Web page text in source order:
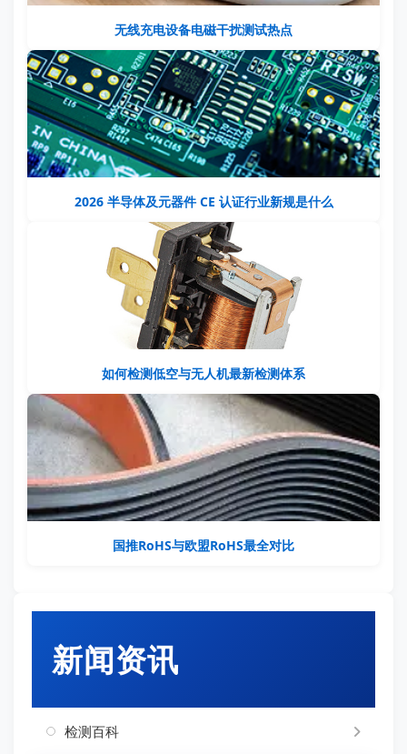
无线充电设备电磁干扰测试热点
2026 半导体及元器件 CE 认证行业新规是什么
如何检测低空与无人机最新检测体系
国推RoHS与欧盟RoHS最全对比
新闻资讯
检测百科